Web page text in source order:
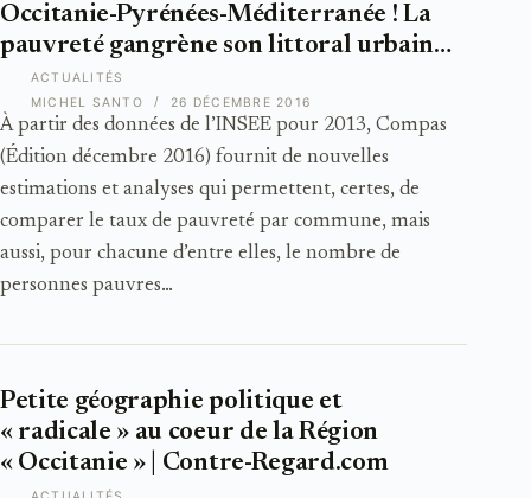
ACTUALITÉS
Occitanie-Pyrénées-Méditerranée ! La
pauvreté gangrène son littoral urbain…
À partir des données de l’INSEE pour 2013, Compas
(Édition décembre 2016) fournit de nouvelles
estimations et analyses qui permettent, certes, de
comparer le taux de pauvreté par commune, mais
aussi, pour chacune d’entre elles, le nombre de
personnes pauvres…
MICHEL SANTO 26 DÉCEMBRE 2016
Petite géographie politique et
« radicale » au coeur de la Région
« Occitanie » | Contre-Regard.com